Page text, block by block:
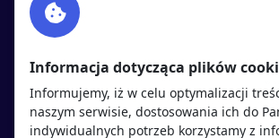
Twitter
Polityka
Polityka
Informacja dotycząca plików
Informujemy, iż w celu optymalizacji
naszym serwisie, dostosowania ich do
indywidualnych potrzeb korzystamy z